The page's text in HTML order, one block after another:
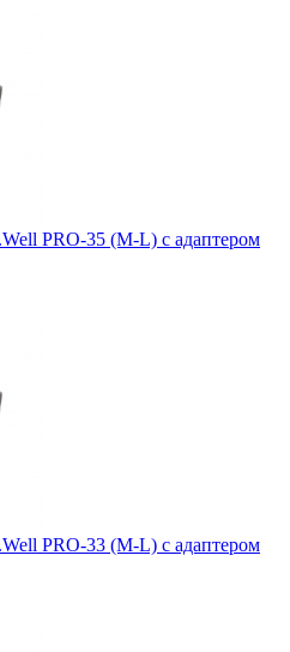
PRO-35 (M-L) с адаптером
PRO-33 (M-L) с адаптером